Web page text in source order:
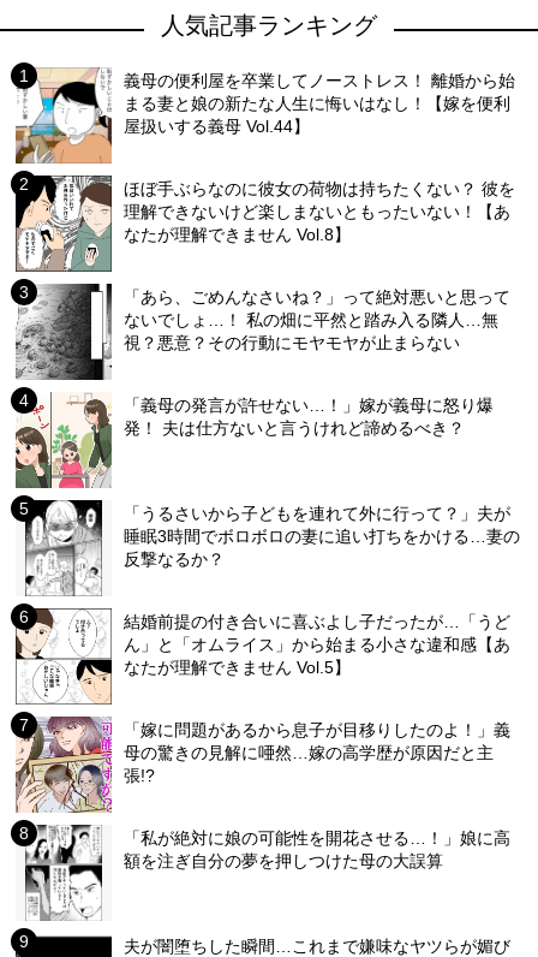
人気記事ランキング
義母の便利屋を卒業してノーストレス！ 離婚から始
まる妻と娘の新たな人生に悔いはなし！【嫁を便利
屋扱いする義母 Vol.44】
ほぼ手ぶらなのに彼女の荷物は持ちたくない？ 彼を
理解できないけど楽しまないともったいない！【あ
なたが理解できません Vol.8】
「あら、ごめんなさいね？」って絶対悪いと思って
ないでしょ…！ 私の畑に平然と踏み入る隣人…無
視？悪意？その行動にモヤモヤが止まらない
「義母の発言が許せない…！」嫁が義母に怒り爆
発！ 夫は仕方ないと言うけれど諦めるべき？
「うるさいから子どもを連れて外に行って？」夫が
睡眠3時間でボロボロの妻に追い打ちをかける…妻の
反撃なるか？
結婚前提の付き合いに喜ぶよし子だったが…「うど
ん」と「オムライス」から始まる小さな違和感【あ
なたが理解できません Vol.5】
「嫁に問題があるから息子が目移りしたのよ！」義
母の驚きの見解に唖然…嫁の高学歴が原因だと主
張!?
「私が絶対に娘の可能性を開花させる…！」娘に高
額を注ぎ自分の夢を押しつけた母の大誤算
夫が闇堕ちした瞬間…これまで嫌味なヤツらが媚び